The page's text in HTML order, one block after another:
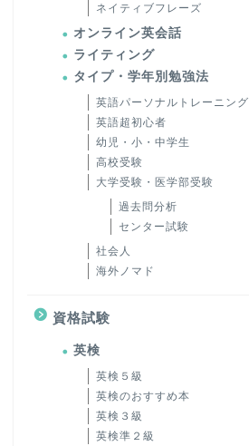
ネイティブフレーズ
オンライン英会話
ライティング
タイプ・学年別勉強法
英語パーソナルトレーニング
英語超初心者
幼児・小・中学生
高校受験
大学受験・医学部受験
過去問分析
センター試験
社会人
海外ノマド
資格試験
英検
英検５級
英検のおすすめ本
英検３級
英検準２級